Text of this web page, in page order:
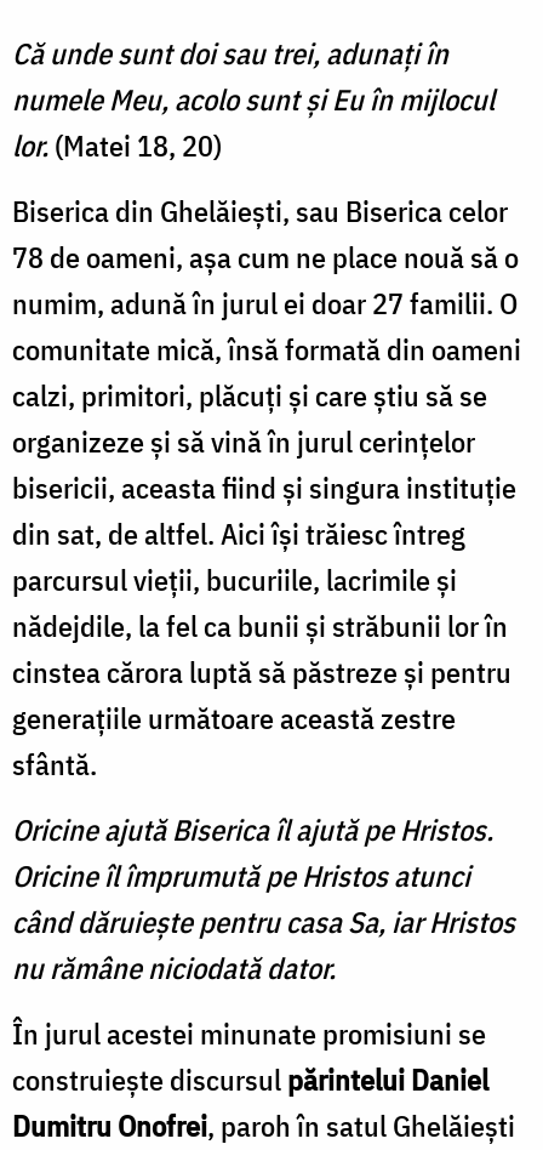
Că unde sunt doi sau trei, adunaţi în
numele Meu, acolo sunt şi Eu în mijlocul
lor.(Matei 18, 20)
Biserica din Ghelăiești, sau Biserica celor
78 de oameni, așa cum ne place nouă să o
numim, adună în jurul ei doar 27 familii. O
comunitate mică, însă formată din oameni
calzi, primitori, plăcuți și care știu să se
organizeze și să vină în jurul cerințelor
bisericii, aceasta fiind și singura instituție
din sat, de altfel. Aici își trăiesc întreg
parcursul vieții, bucuriile, lacrimile și
nădejdile, la fel ca bunii și străbunii lor în
cinstea cărora luptă să păstreze și pentru
generațiile următoare această zestre
sfântă.
Oricine ajută Biserica îl ajută pe Hristos.
Oricine îl împrumută pe Hristos atunci
când dăruiește pentru casa Sa, iar Hristos
nu rămâne niciodată dator.
În jurul acestei minunate promisiuni se
construiește discursulpărintelui Daniel
Dumitru Onofrei, paroh în satul Ghelăiești